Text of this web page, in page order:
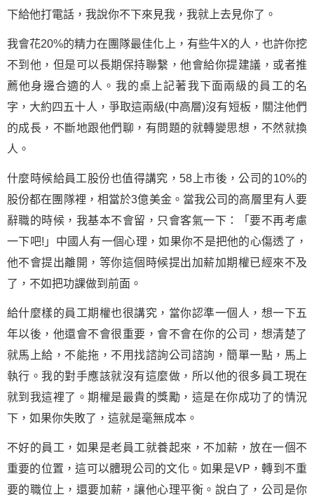
下給他打電話，我說你不下來見我，我就上去見你了。
我會花20%的精力在團隊最佳化上，有些牛X的人，也許你挖
不到他，但是可以長期保持聯繫，他會給你提建議，或者推
薦他身邊合適的人。我的桌上記著我下面兩級的員工的名
字，大約四五十人，爭取這兩級(中高層)沒有短板，關注他們
的成長，不斷地跟他們聊，有問題的就轉變思想，不然就換
人。
什麼時候給員工股份也值得講究，58上市後，公司的10%的
股份都在團隊裡，相當於3億美金。當我公司的高層里有人要
辭職的時候，我基本不會留，只會客氣一下：「要不再考慮
一下吧!」中國人有一個心理，如果你不是把他的心傷透了，
他不會提出離開，等你這個時候提出加薪加期權已經來不及
了，不如把功課做到前面。
給什麼樣的員工期權也很講究，當你認準一個人，想一下五
年以後，他還會不會很重要，會不會在你的公司，想清楚了
就馬上給，不能拖，不用找諮詢公司諮詢，簡單一點，馬上
執行。我的對手應該就沒有這麼做，所以他的很多員工現在
就到我這裡了。期權是最貴的獎勵，這是在你成功了的情況
下，如果你失敗了，這就是毫無成本。
不好的員工，如果是老員工就養起來，不加薪，放在一個不
重要的位置，這可以體現公司的文化。如果是VP，轉到不重
要的職位上，還要加薪，讓他心理平衡。說白了，公司是你